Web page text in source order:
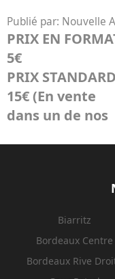
Publié par: Nouvelle
PRIX EN
5€
PRIX
15€ (En vente
dans un de nos
Biarritz
Bordeaux Centre
Bordeaux Rive